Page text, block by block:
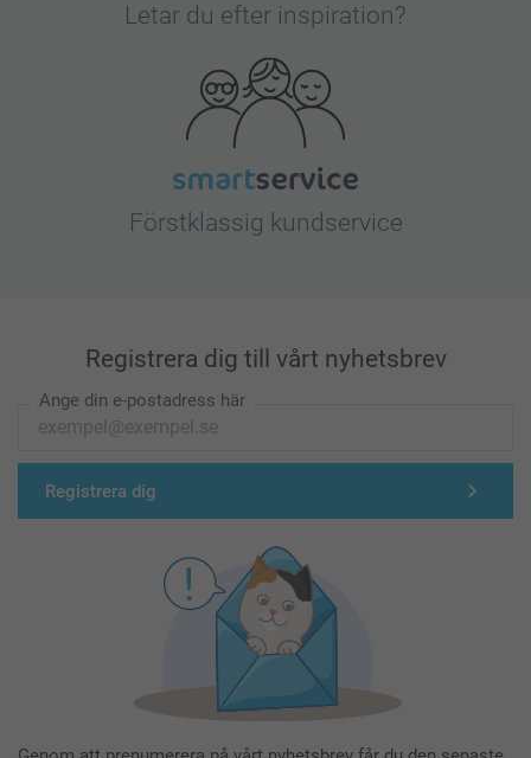
Letar du efter inspiration?
Förstklassig kundservice
Registrera dig till vårt nyhetsbrev
Ange din e-postadress här
Registrera dig